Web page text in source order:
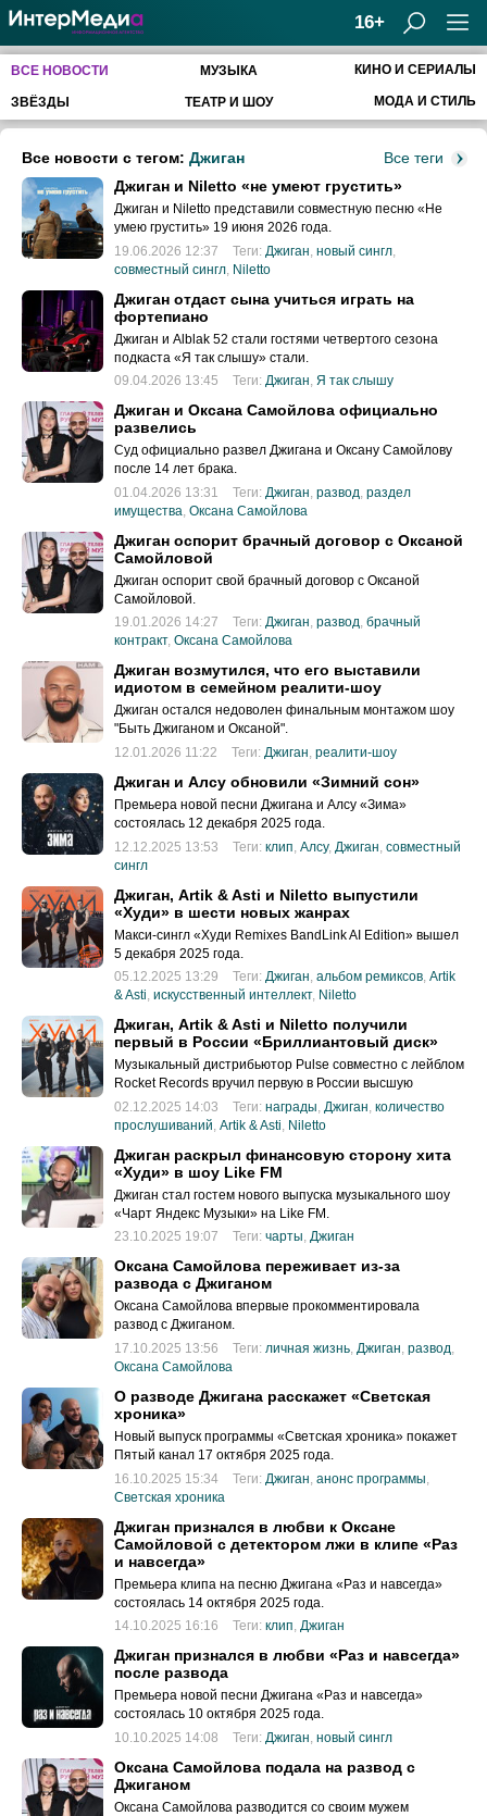
ВСЕ НОВОСТИ МУЗЫКА КИНО И СЕРИАЛЫ
ЗВЁЗДЫ ТЕАТР И ШОУ МОДА И СТИЛЬ
Все теги
Все новости с тегом: Джиган
Джиган и Niletto «не умеют грустить»
Джиган и Niletto представили совместную песню «Не
умею грустить» 19 июня 2026 года.
19.06.2026 12:37
Теги: Джиган новый сингл
совместный сингл Niletto
Джиган отдаст сына учиться играть на
фортепиано
Джиган и Alblak 52 стали гостями четвертого сезона
подкаста «Я так слышу» стали.
09.04.2026 13:45
Теги: Джиган, Я так слышу
Джиган и Оксана Самойлова официально
развелись
Суд официально развел Джигана и Оксану Самойлову
после 14 лет брака.
01.04.2026 13:31
Теги: Джиган развод раздел
имущества Оксана Самойлова
Джиган оспорит брачный договор с Оксаной
Самойловой
Джиган оспорит свой брачный договор с Оксаной
Самойловой.
19.01.2026 14:27
Теги: Джиган, развод, брачный
контракт, Оксана Самойлова
Джиган возмутился, что его выставили
идиотом в семейном реалити-шоу
Джиган остался недоволен финальным монтажом шоу
"Быть Джиганом и Оксаной".
12.01.2026 11:22
Теги: Джиган, реалити-шоу
Джиган и Алсу обновили «Зимний сон»
Премьера новой песни Джигана и Алсу «Зима»
состоялась 12 декабря 2025 года.
12.12.2025 13:53
Теги: клип Алсу, Джиган совместный
сингл
Джиган, Artik & Asti и Niletto выпустили
«Худи» в шести новых жанрах
Макси-сингл «Худи Remixes BandLink AI Edition» вышел
5 декабря 2025 года.
05.12.2025 13:29
Теги: Джиган, альбом ремиксов, Artik
& Asti, искусственный интеллект, Niletto
Джиган, Artik & Asti и Niletto получили
первый в России «Бриллиантовый диск»
Музыкальный дистрибьютор Pulse совместно с лейблом
Rocket Records вручил первую в России высшую
музыкальную награду — «Бриллиантовый диск».
02.12.2025 14:03 Теги: награды Джиган количество
прослушиваний Artik & Asti Niletto
Джиган раскрыл финансовую сторону хита
«Худи» в шоу Like FM
Джиган стал гостем нового выпуска музыкального шоу
«Чарт Яндекс Музыки» на Like FM.
23.10.2025 19:07
Теги: чарты, Джиган
Оксана Самойлова переживает из-за
развода с Джиганом
Оксана Самойлова впервые прокомментировала
развод с Джиганом.
17.10.2025 13:56
Теги: личная жизнь, Джиган, развод,
Оксана Самойлова
О разводе Джигана расскажет «Светская
хроника»
Новый выпуск программы «Светская хроника» покажет
Пятый канал 17 октября 2025 года.
16.10.2025 15:34
Теги: Джиган анонс программы
Светская хроника
Джиган признался в любви к Оксане
Самойловой с детектором лжи в клипе «Раз
и навсегда»
Премьера клипа на песню Джигана «Раз и навсегда»
состоялась 14 октября 2025 года.
14.10.2025 16:16
Теги: клип, Джиган
Джиган признался в любви «Раз и навсегда»
после развода
Премьера новой песни Джигана «Раз и навсегда»
состоялась 10 октября 2025 года.
10.10.2025 14:08
Теги: Джиган новый сингл
Оксана Самойлова подала на развод с
Джиганом
Оксана Самойлова разводится со своим мужем
16+